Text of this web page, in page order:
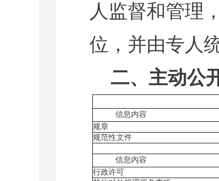
人监督和管理
位，并由专人
二、主动公
信息内容
规章
规范性文件
信息内容
行政许可